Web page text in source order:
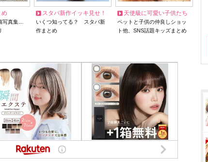
め
写真集…
スタバ新作イッキ見せ！
いくつ知ってる？ スタバ新
作まとめ
天使級に可愛い子供たち
ペットと子供の仲良しショッ
ト他、SNS話題キッズまとめ